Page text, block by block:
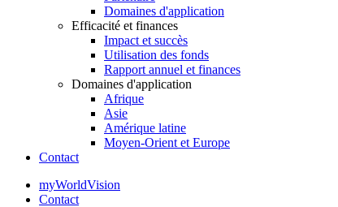
Domaines d'application
Efficacité et finances
Impact et succès
Utilisation des fonds
Rapport annuel et finances
Domaines d'application
Afrique
Asie
Amérique latine
Moyen-Orient et Europe
Contact
myWorldVision
Contact